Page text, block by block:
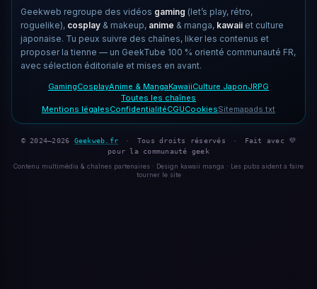
Geekweb regroupe des vidéos gaming (let’s play, rétro,
roguelike), cosplay & makeup, anime & manga, kawaii et culture
japonaise. Tu peux suivre des chaînes, liker les contenus et
proposer la tienne — un GeekTube 100 % orienté communauté FR,
avec sélection éditoriale et mises en avant.
GamingCosplayAnime & MangaKawaiiCulture JaponJRPG
Toutes les chaînes
Mentions légalesConfidentialitéCGUCookiesSitemapads.txt
© 2024–2026 Geekweb.fr · Tous droits réservés ·
Fait avec 💜
pour la communauté geek
Contenu multimédia & chaînes partenaires · Design kawaii manga · Les pubs aident à faire
tourner le site